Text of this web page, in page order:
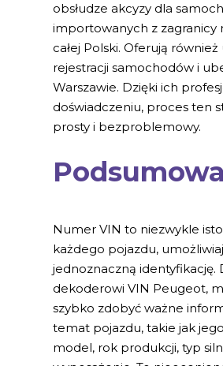
obsłudze akcyzy dla
importowanych z zagranicy
całej Polski. Oferują również
rejestracji samochodów i
Warszawie. Dzięki ich
doświadczeniu, proces ten
prosty i bezproblemowy.
Numer VIN to niezwykle
każdego pojazdu,
jednoznaczną identyfikację.
dekoderowi VIN Peugeot,
szybko zdobyć ważne
temat pojazdu, takie jak
model, rok produkcji, typ